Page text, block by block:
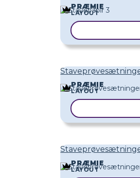
PRÆMIE
LAYOUT
PRÆMIE
LAYOUT
PRÆMIE
LAYOUT